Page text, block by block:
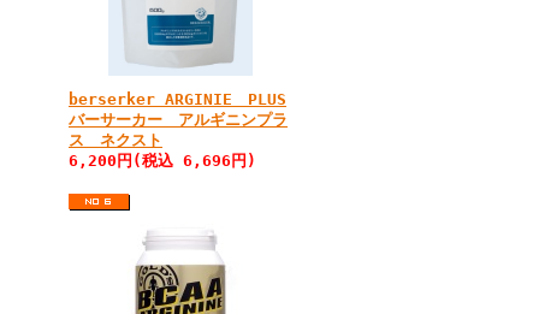
berserker ARGINIE PLUS
バーサーカー アルギニンプラ
ス ネクスト
6,200円(税込 6,696円)